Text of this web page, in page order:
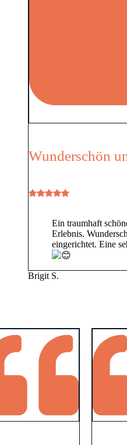
Wunderschön
Ein traumhaft
Erlebnis.
eingerichtet. Eine
Brigit S.